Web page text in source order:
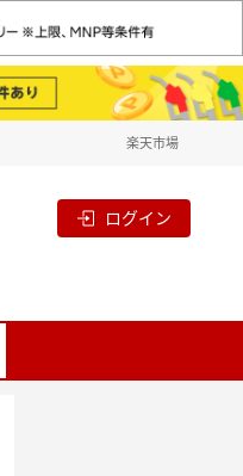
楽天市場
ログイン